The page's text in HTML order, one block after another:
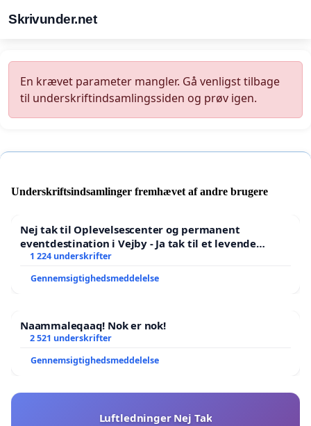
Skrivunder.net
En krævet parameter mangler. Gå venligst tilbage
til underskriftindsamlingssiden og prøv igen.
Underskriftsindsamlinger fremhævet af andre brugere
Nej tak til Oplevelsescenter og permanent
eventdestination i Vejby - Ja tak til et levende
lokalområde i balance
1 224 underskrifter
Gennemsigtighedsmeddelelse
Naammaleqaaq! Nok er nok!
2 521 underskrifter
Gennemsigtighedsmeddelelse
Luftledninger Nej Tak